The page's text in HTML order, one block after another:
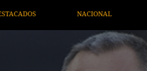
SALUD INTERNACIONAL